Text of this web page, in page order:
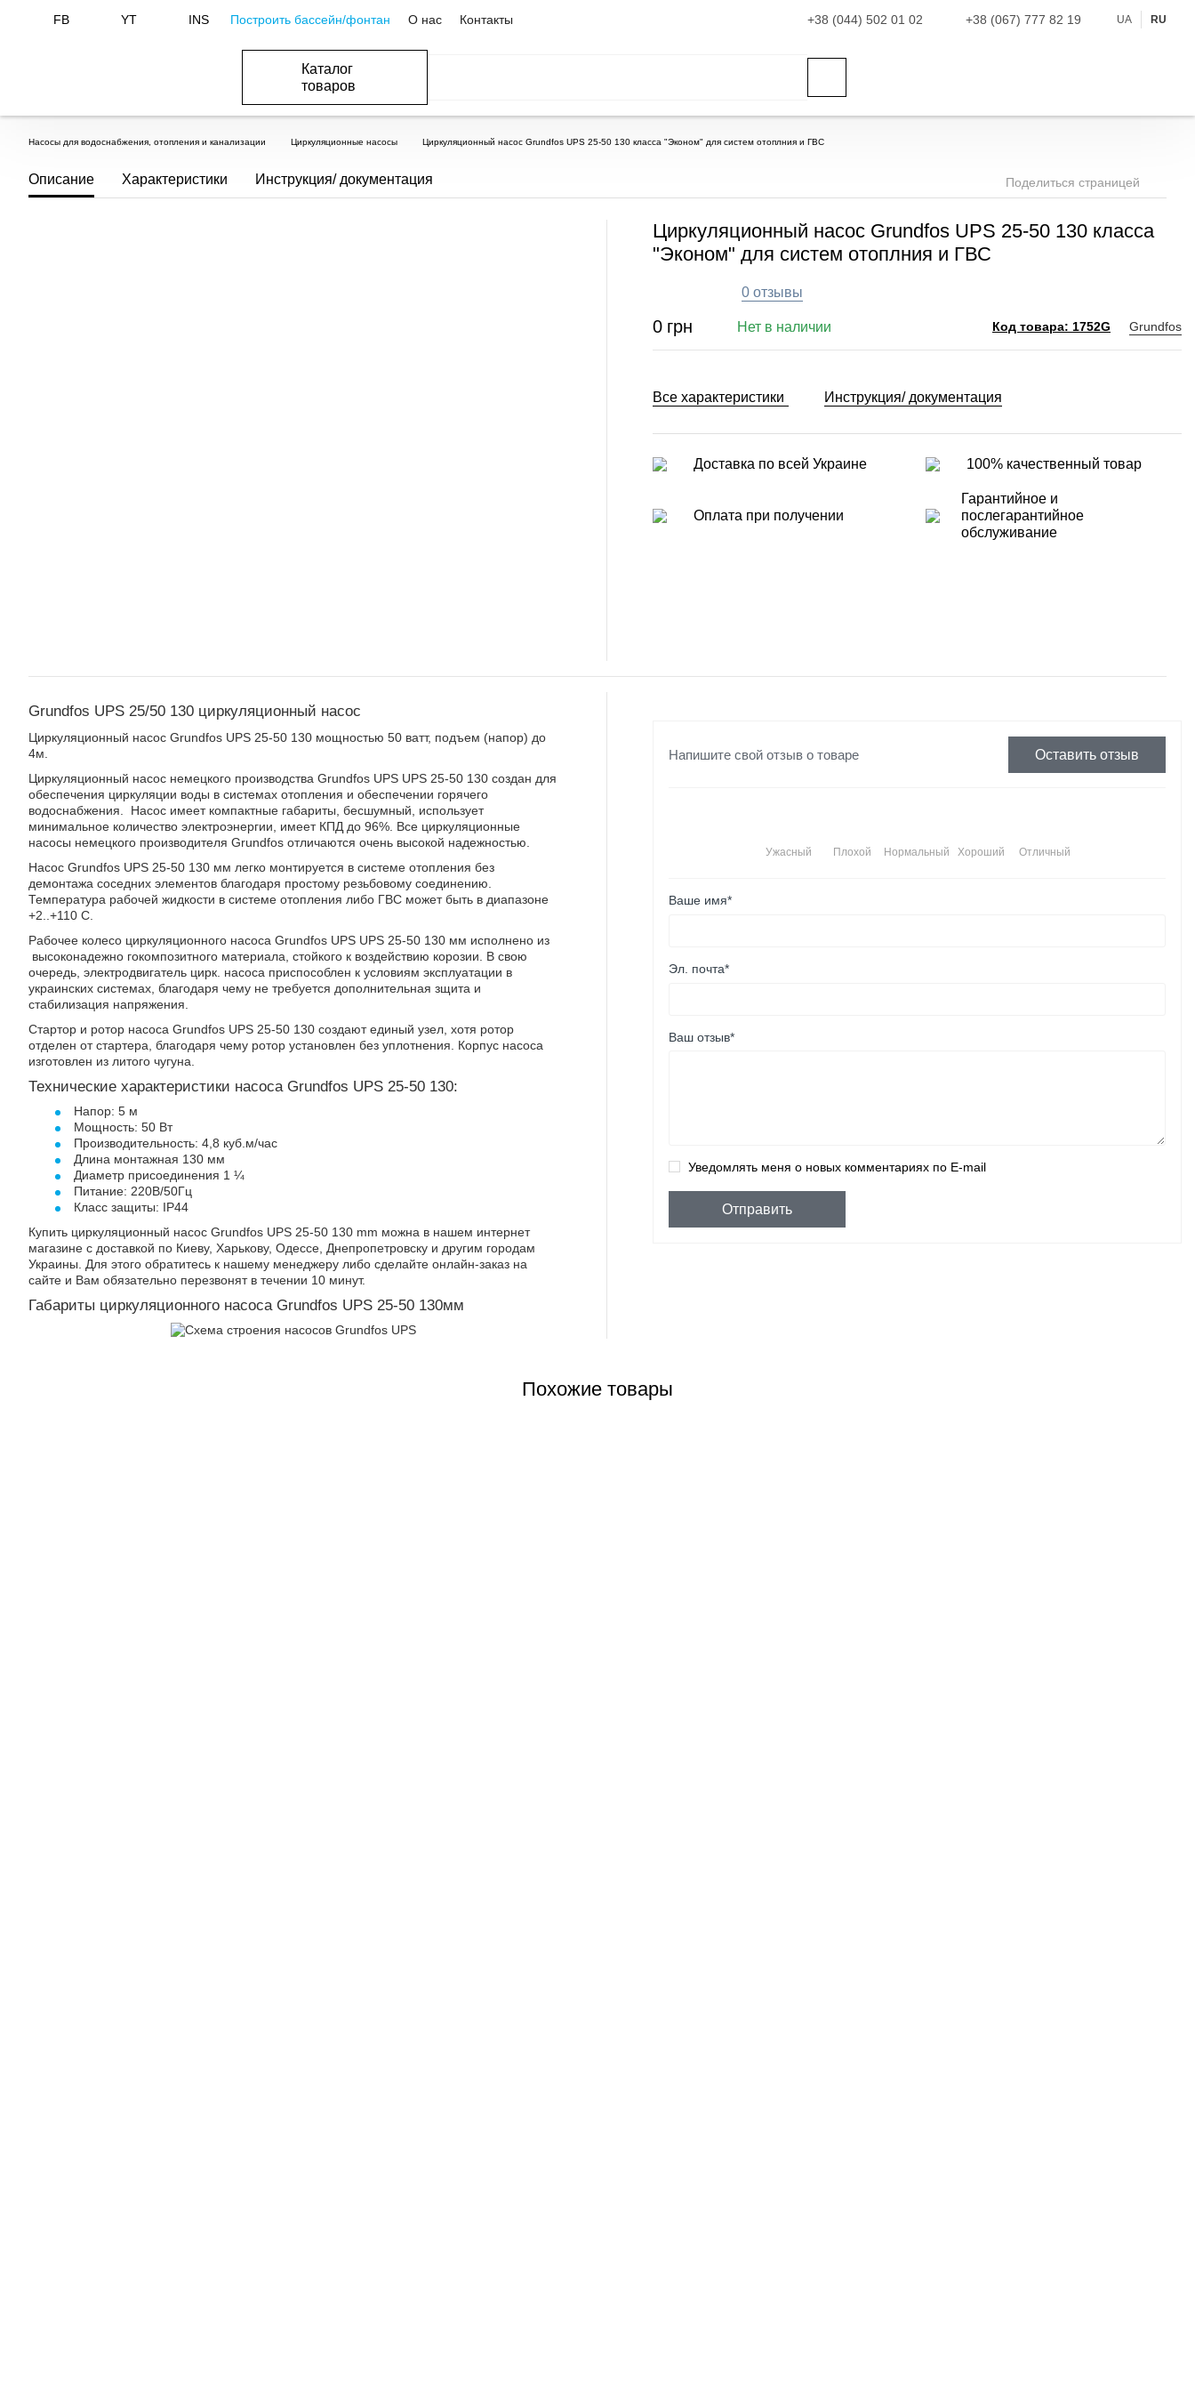
FB YT INS Построить бассейн/фонтан О нас Контакты +38 (044) 502 01 02 +38 (067) 777 82 19 UA RU
Каталог
товаров
Насосы для водоснабжения, отопления и канализации Циркуляционные насосы Циркуляционный насос Grundfos UPS 25-50 130 класса "Эконом" для систем отоплния и ГВС
Описание Характеристики Инструкция/ документация Поделиться страницей
Циркуляционный насос Grundfos UPS 25-50 130 класса
"Эконом" для систем отоплния и ГВС
0 отзывы
0 грн Нет в наличии Код товара: 1752G Grundfos
Все характеристики Инструкция/ документация
Доставка по всей Украине 100% качественный товар
Оплата при получении
Гарантийное и
послегарантийное
обслуживание
Grundfos UPS 25/50 130 циркуляционный насос
Циркуляционный насос Grundfos UPS 25-50 130 мощностью 50 ватт, подъем (напор) до
4м.
Циркуляционный насос немецкого производства Grundfos UPS UPS 25-50 130 создан для
обеспечения циркуляции воды в системах отопления и обеспечении горячего
водоснабжения. Насос имеет компактные габариты, бесшумный, использует
минимальное количество электроэнергии, имеет КПД до 96%. Все циркуляционные
насосы немецкого производителя Grundfos отличаются очень высокой надежностью.
Насос Grundfos UPS 25-50 130 мм легко монтируется в системе отопления без
демонтажа соседних элементов благодаря простому резьбовому соединению.
Температура рабочей жидкости в системе отопления либо ГВС может быть в диапазоне
+2..+110 С.
Рабочее колесо циркуляционного насоса Grundfos UPS UPS 25-50 130 мм исполнено из
высоконадежно гокомпозитного материала, стойкого к воздействию корозии. В свою
очередь, электродвигатель цирк. насоса приспособлен к условиям эксплуатации в
украинских системах, благодаря чему не требуется дополнительная зщита и
стабилизация напряжения.
Стартор и ротор насоса Grundfos UPS 25-50 130 создают единый узел, хотя ротор
отделен от стартера, благодаря чему ротор установлен без уплотнения. Корпус насоса
изготовлен из литого чугуна.
Технические характеристики насоса Grundfos UPS 25-50 130:
Напор: 5 м
Мощность: 50 Вт
Производительность: 4,8 куб.м/час
Длина монтажная 130 мм
Диаметр присоединения 1 ¼
Питание: 220В/50Гц
Класс защиты: IP44
Купить циркуляционный насос Grundfos UPS 25-50 130 mm можна в нашем интернет
магазине с доставкой по Киеву, Харькову, Одессе, Днепропетровску и другим городам
Украины. Для этого обратитесь к нашему менеджеру либо сделайте онлайн-заказ на
сайте и Вам обязательно перезвонят в течении 10 минут.
Габариты циркуляционного насоса Grundfos UPS 25-50 130мм
Напишите свой отзыв о товаре Оставить отзыв
Отличный
Хороший
Нормальный
Плохой
Ужасный
Ваше имя*
Эл. почта*
Ваш отзыв*
Уведомлять меня о новых комментариях по E-mail
Отправить
Похожие товары